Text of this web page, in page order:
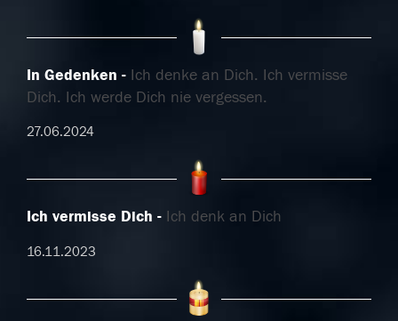
In Gedenken
Ich denke an Dich. Ich vermisse
Dich. Ich werde Dich nie vergessen.
27.06.2024
Ich vermisse Dich Ich denk an Dich
16.11.2023